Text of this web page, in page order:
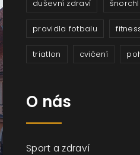
duševní zdraví
pravidla fotbalu
triatlon cvičení
O nás
Sport a zdraví